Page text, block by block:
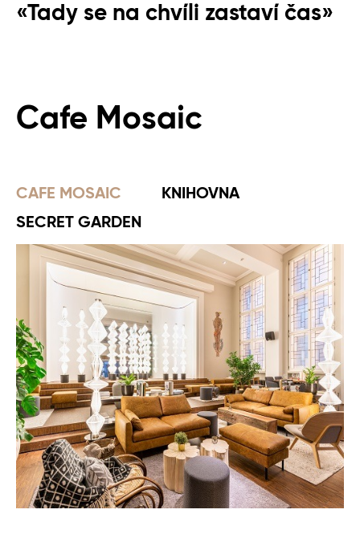
«Tady se na chvíli zastaví čas»
Cafe Mosaic
CAFE MOSAIC
KNIHOVNA
SECRET GARDEN